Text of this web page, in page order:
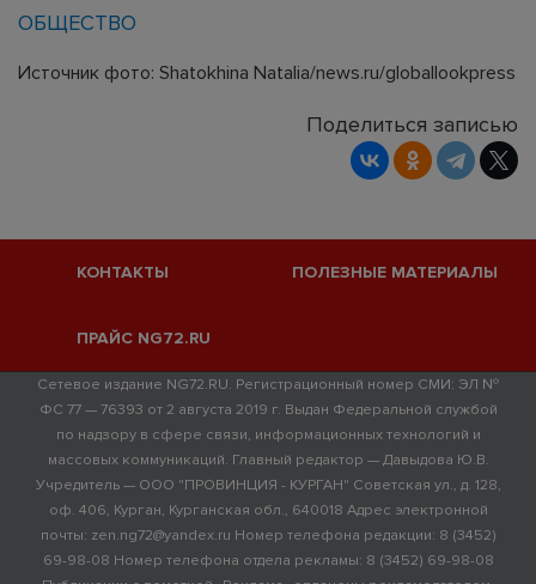
ОБЩЕСТВО
Источник фото: Shatokhina Natalia/news.ru/globallookpress
Поделиться записью
КОНТАКТЫ ПОЛЕЗНЫЕ МАТЕРИАЛЫ
ПРАЙС NG72.RU
Сетевое издание NG72.RU. Регистрационный номер СМИ: ЭЛ №
ФС 77 — 76393 от 2 августа 2019 г. Выдан Федеральной службой
по надзору в сфере связи, информационных технологий и
массовых коммуникаций. Главный редактор — Давыдова Ю.В.
Учредитель — ООО "ПРОВИНЦИЯ - КУРГАН" Советская ул., д. 128,
оф. 406, Курган, Курганская обл., 640018 Адрес электронной
почты: zen.ng72@yandex.ru Номер телефона редакции: 8 (3452)
69-98-08 Номер телефона отдела рекламы: 8 (3452) 69-98-08